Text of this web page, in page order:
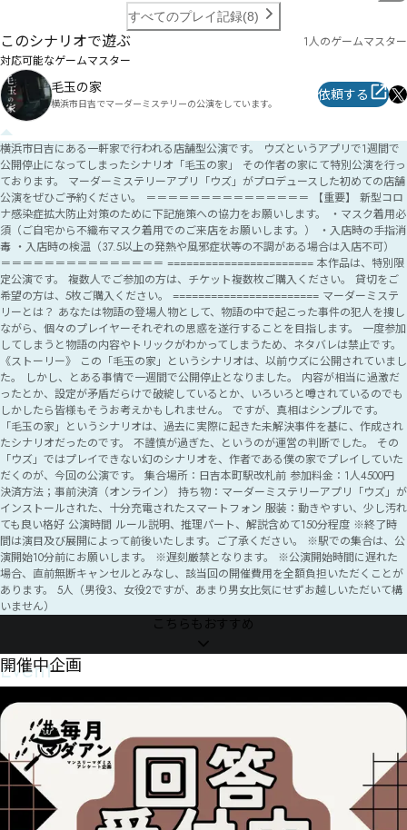
すべてのプレイ記録(8)
このシナリオで遊ぶ
1人のゲームマスター
対応可能なゲームマスター
毛玉の家
横浜市日吉でマーダーミステリーの公演をしています。
依頼する
横浜市日吉にある一軒家で行われる店舗型公演です。 ウズというアプリで1週間で
公開停止になってしまったシナリオ「毛玉の家」 その作者の家にて特別公演を行っ
ております。 マーダーミステリーアプリ「ウズ」がプロデュースした初めての店舗
公演をぜひご予約ください。 ＝＝＝＝＝＝＝＝＝＝＝＝＝＝＝ 【重要】 新型コロ
ナ感染症拡大防止対策のために下記施策への協力をお願いします。 ・マスク着用必
須（ご自宅から不織布マスク着用でのご来店をお願いします。） ・入店時の手指消
毒 ・入店時の検温（37.5以上の発熱や風邪症状等の不調がある場合は入店不可）
＝＝＝＝＝＝＝＝＝＝＝＝＝＝＝ ======================= 本作品は、特別限
定公演です。 複数人でご参加の方は、チケット複数枚ご購入ください。 貸切をご
希望の方は、5枚ご購入ください。 ======================= マーダーミステ
リーとは？ あなたは物語の登場人物として、物語の中で起こった事件の犯人を捜し
ながら、個々のプレイヤーそれぞれの思惑を遂行することを目指します。 一度参加
してしまうと物語の内容やトリックがわかってしまうため、ネタバレは禁止です。
《ストーリー》 この「毛玉の家」というシナリオは、以前ウズに公開されていまし
た。 しかし、とある事情で一週間で公開停止となりました。 内容が相当に過激だ
ったとか、設定が矛盾だらけで破綻しているとか、いろいろと噂されているのでも
しかしたら皆様もそうお考えかもしれません。 ですが、真相はシンプルです。
「毛玉の家」というシナリオは、過去に実際に起きた未解決事件を基に、作成され
たシナリオだったのです。 不謹慎が過ぎた、というのが運営の判断でした。 その
「ウズ」ではプレイできない幻のシナリオを、作者である僕の家でプレイしていた
だくのが、今回の公演です。 集合場所：日吉本町駅改札前 参加料金：1人4500円
決済方法；事前決済（オンライン） 持ち物：マーダーミステリーアプリ「ウズ」が
インストールされた、十分充電されたスマートフォン 服装：動きやすい、少し汚れ
ても良い格好 公演時間 ルール説明、推理パート、解説含めて150分程度 ※終了時
間は演目及び展開によって前後いたします。ご了承ください。 ※駅での集合は、公
演開始10分前にお願いします。 ※遅刻厳禁となります。 ※公演開始時間に遅れた
場合、直前無断キャンセルとみなし、該当回の開催費用を全額負担いただくことが
あります。 5人（男役3、女役2ですが、あまり男女比気にせずお越しいただいて構
いません）
こちらもおすすめ
Event
開催中企画